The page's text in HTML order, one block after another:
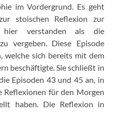
im Vordergrund. Es geht
stoischen Reflexion zur
hier verstanden als die
vergeben. Diese Episode
welche sich bereits mit dem
beschäftigte. Sie schließt in
Episoden 43 und 45 an, in
Reflexionen für den Morgen
haben. Die Reflexion in